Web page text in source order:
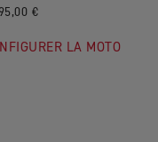
€
LA MOTO